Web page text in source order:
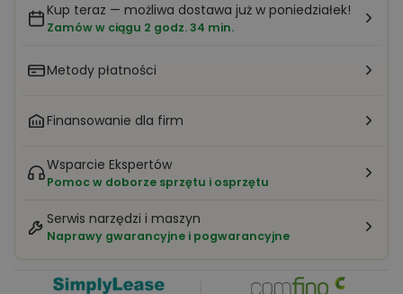
Kup teraz — możliwa dostawa już w poniedziałek!
Zamów w ciągu 2 godz. 34 min.
Metody płatności
Finansowanie dla firm
Wsparcie Ekspertów
Pomoc w doborze sprzętu i osprzętu
Serwis narzędzi i maszyn
Naprawy gwarancyjne i pogwarancyjne